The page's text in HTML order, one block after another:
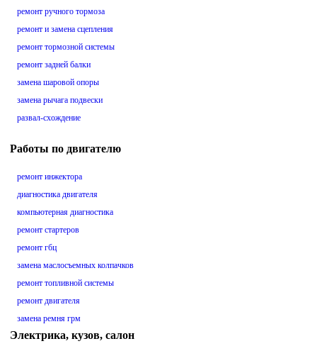
ремонт ручного тормоза
ремонт и замена сцепления
ремонт тормозной системы
ремонт задней балки
замена шаровой опоры
замена рычага подвески
развал-схождение
Работы по двигателю
ремонт инжектора
диагностика двигателя
компьютерная диагностика
ремонт стартеров
ремонт гбц
замена маслосъемных колпачков
ремонт топливной системы
ремонт двигателя
замена ремня грм
Электрика, кузов, салон